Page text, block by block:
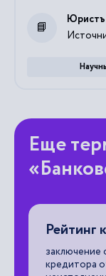
Юристъ
Еще
Рейтинг
кредитора